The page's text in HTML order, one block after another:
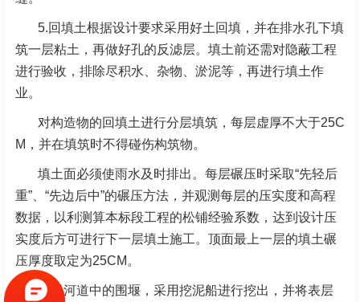
5.回填土根据设计要求采用好土回填，并在排水孔下填
筑一层粘土，再做好孔的反滤层。填土前还需对隐蔽工程
进行验收，排除尽积水、杂物、淤泥等，再进行填土作
业。
对构造物的回填土进行分层填筑，每层虚厚不大于25C
M，并在填筑时不得碰伤构筑物。
填土面必须使雨水及时排出。每层碾压时采取“先轻后
重”、“先边后中”的碾压方法，并观测每层的压实度和高程
数据，以利测算本标段工程的松铺经验系数，达到设计压
实度后方可进行下一层填土施工。顶面最上一层的填土碾
压厚度取定为25CM。
对于河道中的围堰，采用挖泥船进行挖出，并将表层